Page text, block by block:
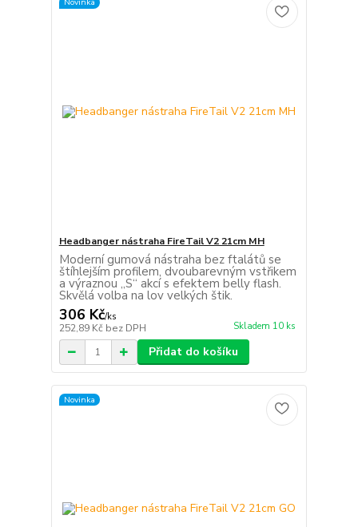
Headbanger nástraha FireTail V2 21cm MH
Moderní gumová nástraha bez ftalátů se
štíhlejším profilem, dvoubarevným vstřikem
a výraznou „S“ akcí s efektem belly flash.
Skvělá volba na lov velkých štik.
306 Kč/ks
252,89 Kč bez DPH Skladem 10 ks
Přidat do košíku
Novinka